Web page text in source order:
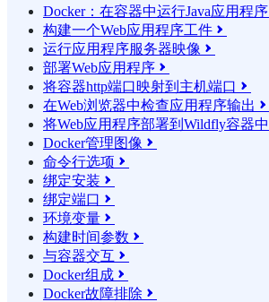
Docker：在容器中运行Java应用程序
构建一个Web应用程序工件 
运行应用程序服务器映像 
部署Web应用程序 
将容器http端口映射到主机端口 
在Web浏览器中检查应用程序输出 
将Web应用程序部署到Wildfly容器中
Docker管理图像 
命令行选项 
绑定安装 
绑定端口 
环境变量 
构建时间参数 
与容器交互 
Docker组成 
Docker故障排除 